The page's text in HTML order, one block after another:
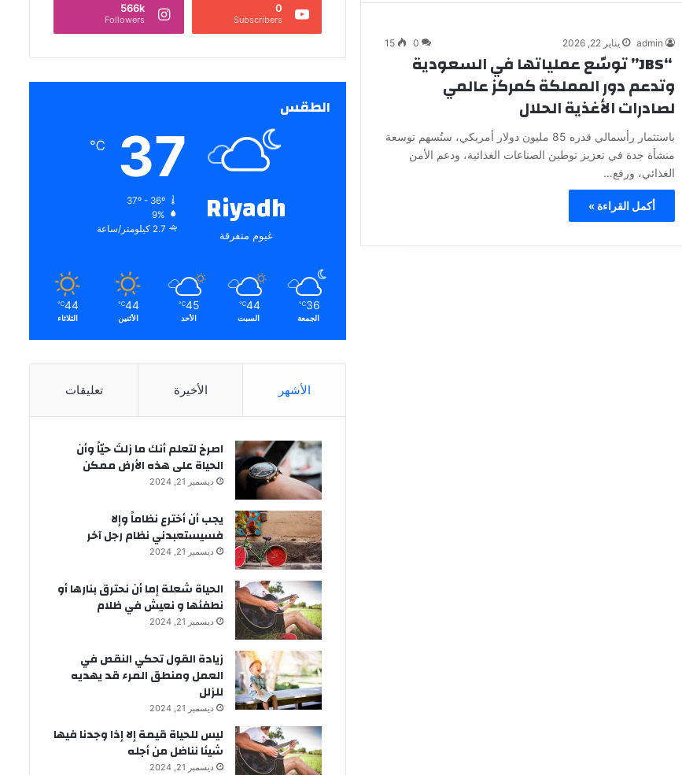
admin يناير 22, 2026 0
15
“JBS” توسّع عملياتها في السعودية
وتدعم دور المملكة كمركز عالمي
لصادرات الأغذية الحلال
باستثمار رأسمالي قدره 85 مليون دولار أمريكي، ستُسهم توسعة
منشأة جدة في تعزيز توطين الصناعات الغذائية، ودعم الأمن
الغذائي، ورفع…
أكمل القراءة »
0
Subscribers
566k
Followers
الطقس
Riyadh
غيوم متفرقة
37
℃
37º - 36º
9%
2.7 كيلومتر/ساعة
36
℃
الجمعة
44
℃
السبت
45
℃
الأحد
44
℃
الأثنين
44
℃
الثلاثاء
الأشهر الأخيرة تعليقات
‫اصرخ لتعلم أنك ما زلتَ حيّاً وأن
الحياة على هذه الأرض ممكن
ديسمبر 21, 2024
يجب أن أخترع نظاماً وإلا
فسيستعبدني نظام رجل آخر
ديسمبر 21, 2024
الحياة شعلة إما أن نحترق بنارها أو
نطفئها و نعيش في ظلام
ديسمبر 21, 2024
زيادة القول تحكي النقص في
العمل ومنطق المرء قد يهديه
للزلل
ديسمبر 21, 2024
ليس للحياة قيمة إلا إذا وجدنا فيها
شيئا نناضل من أجله
ديسمبر 21, 2024